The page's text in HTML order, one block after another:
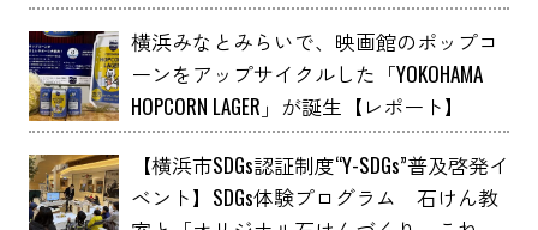
横浜みなとみらいで、映画館のポップコ
ーンをアップサイクルした「YOKOHAMA
HOPCORN LAGER」が誕生【レポート】
【横浜市SDGs認証制度“Y-SDGs”普及啓発イ
ベント】SDGs体験プログラム 石けん教